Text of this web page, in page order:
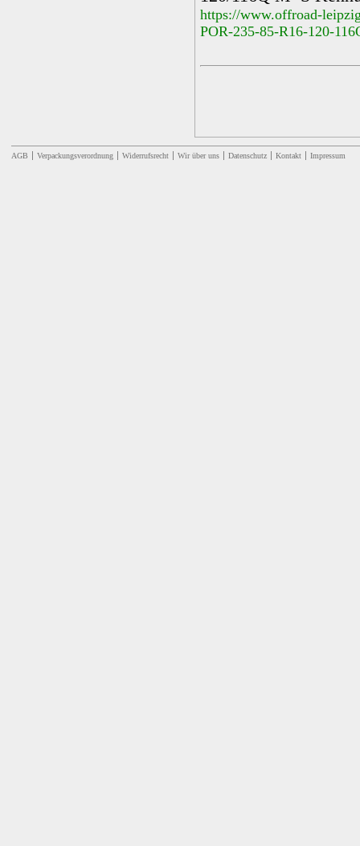
https://www.offroad-
POR-235-85-R16-120-
AGB Verpackungsverordnung Widerrufsrecht Wir über uns Datenschutz Kontakt Impressum